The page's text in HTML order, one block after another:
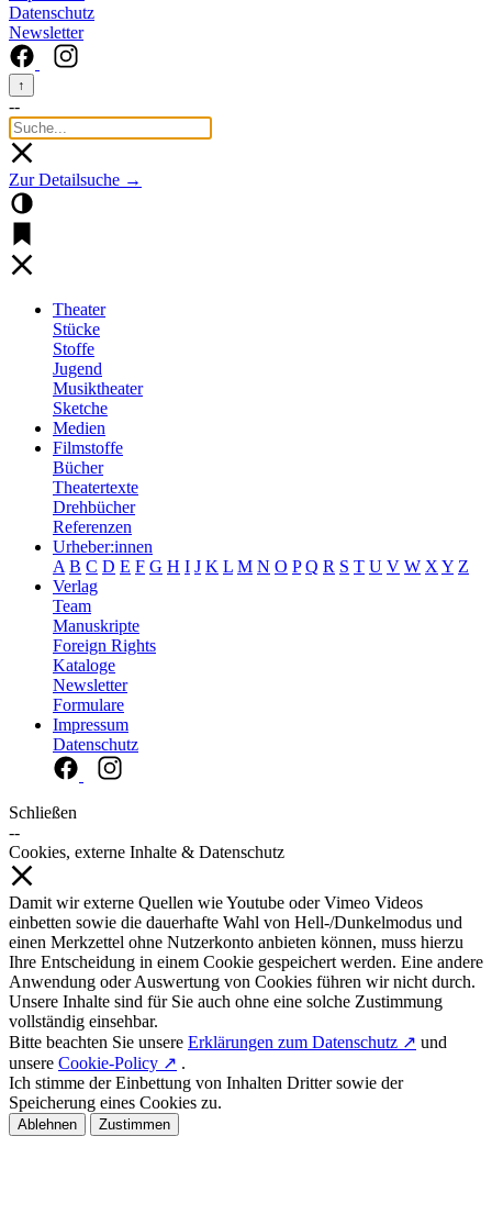
Datenschutz
Newsletter
↑
--
Zur Detailsuche →
Theater
Stücke
Stoffe
Jugend
Musiktheater
Sketche
Medien
Filmstoffe
Bücher
Theatertexte
Drehbücher
Referenzen
Urheber:innen
A B C D E F G H I J K L M N O P Q R S T U V W X Y Z
Verlag
Team
Manuskripte
Foreign Rights
Kataloge
Newsletter
Formulare
Impressum
Datenschutz
Schließen
--
Cookies, externe Inhalte & Datenschutz
Damit wir externe Quellen wie Youtube oder Vimeo Videos
einbetten sowie die dauerhafte Wahl von Hell-/Dunkelmodus und
einen Merkzettel ohne Nutzerkonto anbieten können, muss hierzu
Ihre Entscheidung in einem Cookie gespeichert werden. Eine andere
Anwendung oder Auswertung von Cookies führen wir nicht durch.
Unsere Inhalte sind für Sie auch ohne eine solche Zustimmung
vollständig einsehbar.
Bitte beachten Sie unsere Erklärungen zum Datenschutz ↗ und
unsere Cookie-Policy ↗ .
Ich stimme der Einbettung von Inhalten Dritter sowie der
Speicherung eines Cookies zu.
Ablehnen Zustimmen